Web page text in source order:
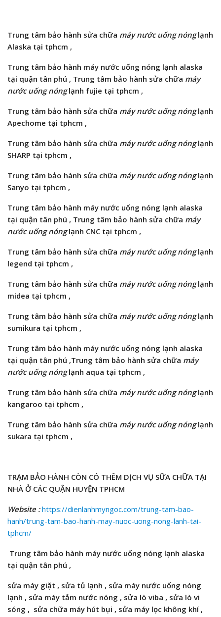
Trung tâm bảo hành sửa chữa máy nước uống nónglạnh
Alaska tại tphcm ,
Trung tâm bảo hành máy nước uống nóng lạnh alaska
tại quận tân phú , Trung tâm bảo hành sửa chữa máy
nước uống nónglạnh fujie tại tphcm ,
Trung tâm bảo hành sửa chữa máy nước uống nónglạnh
Apechome tại tphcm ,
Trung tâm bảo hành sửa chữa máy nước uống nónglạnh
SHARP tại tphcm ,
Trung tâm bảo hành sửa chữa máy nước uống nónglạnh
Sanyo tại tphcm ,
Trung tâm bảo hành máy nước uống nóng lạnh alaska
tại quận tân phú , Trung tâm bảo hành sửa chữa máy
nước uống nónglạnh CNC tại tphcm ,
Trung tâm bảo hành sửa chữa máy nước uống nónglạnh
legend tại tphcm ,
Trung tâm bảo hành sửa chữa máy nước uống nónglạnh
midea tại tphcm ,
Trung tâm bảo hành sửa chữa máy nước uống nónglạnh
sumikura tại tphcm ,
Trung tâm bảo hành máy nước uống nóng lạnh alaska
tại quận tân phú ,Trung tâm bảo hành sửa chữa máy
nước uống nónglạnh aqua tại tphcm ,
Trung tâm bảo hành sửa chữa máy nước uống nónglạnh
kangaroo tại tphcm ,
Trung tâm bảo hành sửa chữa máy nước uống nónglạnh
sukara tại tphcm ,
TRẠM BẢO HÀNH CÒN CÓ THÊM DỊCH VỤ SỮA CHỮA TẠI
NHÀ Ở CÁC QUẬN HUYỆN TPHCM
Website :https://dienlanhmyngoc.com/trung-tam-bao-
hanh/trung-tam-bao-hanh-may-nuoc-uong-nong-lanh-tai-
tphcm/
Trung tâm bảo hành máy nước uống nóng lạnh alaska
tại quận tân phú ,
sửa máy giặt , sửa tủ lạnh , sửa máy nước uống nóng
lạnh , sửa máy tắm nước nóng , sửa lò viba , sửa lò vi
sóng , sửa chữa máy hút bụi , sửa máy lọc không khí ,